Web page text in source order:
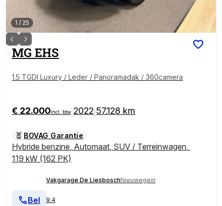
1 / 25
MG EHS
1.5 TGDI Luxury / Leder / Panoramadak / 360camera
€ 22.000incl. btw 2022 57.128 km
BOVAG Garantie
Hybride benzine, Automaat, SUV / Terreinwagen,
119 kW (162 PK)
Vakgarage De LiesboschNieuwegein
9.4
Bel